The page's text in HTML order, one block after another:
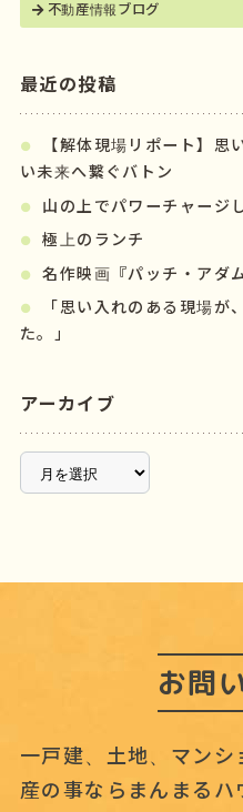
不動産情報ブログ
最近の投稿
【解体現場リポート】思
い未来へ繋ぐバトン
山の上でパワーチャージ
極上のランチ
名作映画『パッチ・アダ
「思い入れのある現場が
た。」
アーカイブ
ー
お問
一戸建、土地、マンシ
産の事なら まんまるハ